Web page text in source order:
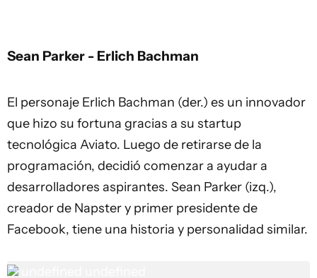
Sean Parker - Erlich Bachman
El personaje Erlich Bachman (der.) es un innovador
que hizo su fortuna gracias a su startup
tecnológica Aviato. Luego de retirarse de la
programación, decidió comenzar a ayudar a
desarrolladores aspirantes. Sean Parker (izq.),
creador de Napster y primer presidente de
Facebook, tiene una historia y personalidad similar.